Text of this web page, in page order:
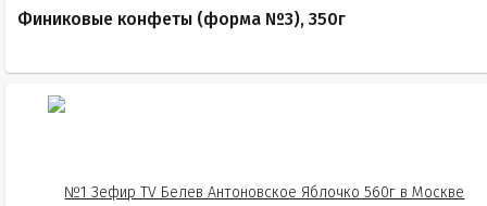
Финиковые конфеты (форма №3), 350г